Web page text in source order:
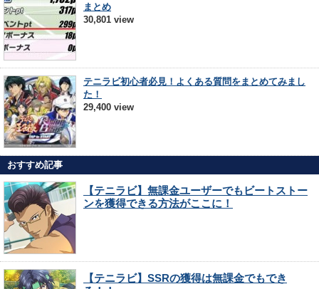
まとめ
30,801 view
テニラビ初心者必見！よくある質問をまとめてみまし
た！
29,400 view
おすすめ記事
【テニラビ】無課金ユーザーでもビートストー
ンを獲得できる方法がここに！
【テニラビ】SSRの獲得は無課金でもでき